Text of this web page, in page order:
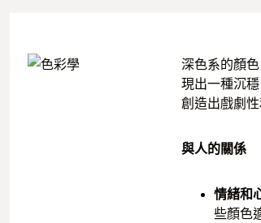
深色系的顏
現出一種沉
創造出戲劇
與人的關係
情緒和
些顏色